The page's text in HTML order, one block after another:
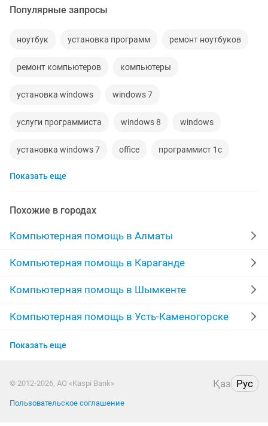
Популярные запросы
ноутбук установка программ ремонт ноутбуков
ремонт компьютеров компьютеры
установка windows windows 7
услуги программиста windows 8 windows
установка windows 7 office программист 1с
антивирус
программисты установка windows 10
установка 1с установка программ на компьютер
windows компьютер роутер алтел windows 10
установка антивируса компьютер выезд
windows office
Показать еще
Похожие в городах
Компьютерная помощь в Алматы
Компьютерная помощь в Караганде
Компьютерная помощь в Шымкенте
Компьютерная помощь в Усть-Каменогорске
Компьютерная помощь в Актобе
Компьютерная помощь в Павлодаре
Показать еще
© 2012-2026, АО «Kaspi Bank» Қаз Рус
Пользовательское соглашение